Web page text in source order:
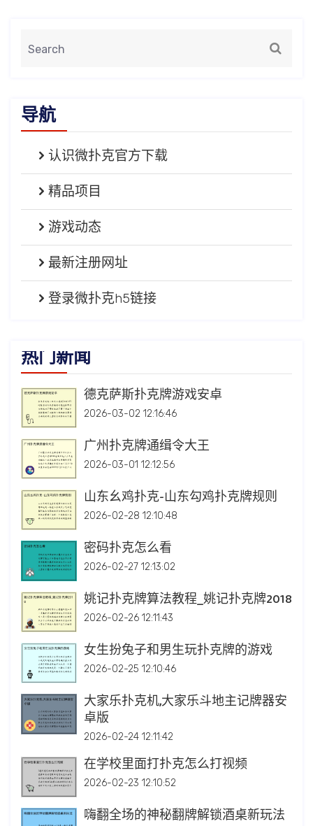
导航
认识微扑克官方下载
精品项目
游戏动态
最新注册网址
登录微扑克h5链接
热门新闻
德克萨斯扑克牌游戏安卓
2026-03-02 12:16:46
广州扑克牌通缉令大王
2026-03-01 12:12:56
山东幺鸡扑克-山东勾鸡扑克牌规则
2026-02-28 12:10:48
密码扑克怎么看
2026-02-27 12:13:02
姚记扑克牌算法教程_姚记扑克牌2018
2026-02-26 12:11:43
女生扮兔子和男生玩扑克牌的游戏
2026-02-25 12:10:46
大家乐扑克机,大家乐斗地主记牌器安
卓版
2026-02-24 12:11:42
在学校里面打扑克怎么打视频
2026-02-23 12:10:52
嗨翻全场的神秘翻牌解锁酒桌新玩法